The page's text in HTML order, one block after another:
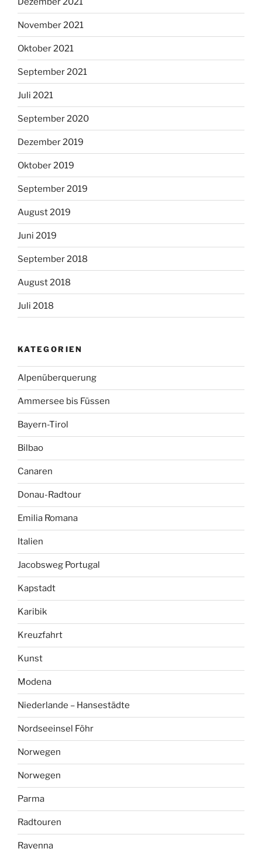
November 2021
Oktober 2021
September 2021
Juli 2021
September 2020
Dezember 2019
Oktober 2019
September 2019
August 2019
Juni 2019
September 2018
August 2018
Juli 2018
KATEGORIEN
Alpenüberquerung
Ammersee bis Füssen
Bayern-Tirol
Bilbao
Canaren
Donau-Radtour
Emilia Romana
Italien
Jacobsweg Portugal
Kapstadt
Karibik
Kreuzfahrt
Kunst
Modena
Niederlande – Hansestädte
Nordseeinsel Föhr
Norwegen
Norwegen
Parma
Radtouren
Ravenna